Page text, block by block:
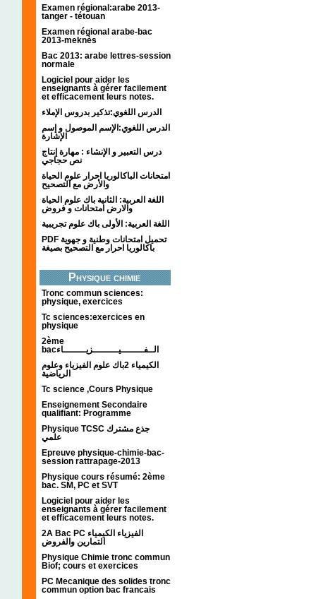
Examen régional:arabe 2013-
tanger - tétouan
Examen régional arabe-bac
2013-meknès
Bac 2013: arabe lettres-session
normale
Logiciel pour aider les
enseignants à gérer facilement
et efficacement leurs notes.
الدرس اللغوي:تذكير بدروس الإملاء
الدرس اللغوي:الإسم الموصول و إسم
الإشارة
درس التعبير و الإنشاء : مهارة إنتاج
نص حجاجي
امتحانات الباكالوريا احرار علوم الحياة
والأرض مع التصحيح
اللغة العربية: الثانية باك علوم الحياة
والارض امتحانات و فروض
اللغة العربية: الأولى باك علوم تجريبية
PDF تحميل امتحانات وطنية و جهوية
باكالوريا احرار مع التصحيح بصيغة
Physique chimie
Tronc commun sciences:
physique, exercices
Tc sciences:exercices en
physique
2ème
bacالــفــــــــيـــــــــزيــــــــاء
الكيمياء 2باك علوم الفيزياء وعلوم
الرياضية
Tc science ,Cours Physique
Enseignement Secondaire
qualifiant: Programme
Physique TCSC جذع مشترك
علمي
Epreuve physique-chimie-bac-
session rattrapage-2013
Physique cours résumé: 2ème
bac. SM, PC et SVT
Logiciel pour aider les
enseignants à gérer facilement
et efficacement leurs notes.
2A Bac PC الفيزياء الكيمياء
التمارين والفروض
Physique Chimie tronc commun
Biof; cours et exercices
PC Mecanique des solides tronc
commun option bac francais